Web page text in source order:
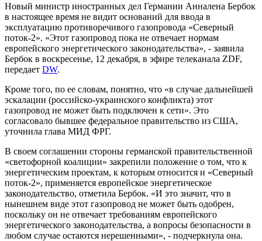
Новый министр иностранных дел Германии Анналена Бербок
в настоящее время не видит оснований для ввода в
эксплуатацию противоречивого газопровода «Северный
поток-2». «Этот газопровод пока не отвечает нормам
европейского энергетического законодательства», - заявила
Бербок в воскресенье, 12 декабря, в эфире телеканала ZDF,
передает DW.
Кроме того, по ее словам, понятно, что «в случае дальнейшей
эскалации (российско-украинского конфликта) этот
газопровод не может быть подключен к сети». Это
согласовало бывшее федеральное правительство из США,
уточнила глава МИД ФРГ.
В своем соглашении стороны германской правительственной
«светофорной коалиции» закрепили положение о том, что к
энергетическим проектам, к которым относится и «Северный
поток-2», применяется европейское энергетическое
законодательство, отметила Бербок. «И это значит, что в
нынешнем виде этот газопровод не может быть одобрен,
поскольку он не отвечает требованиям европейского
энергетического законодательства, а вопросы безопасности в
любом случае остаются нерешенными», - подчеркнула она.